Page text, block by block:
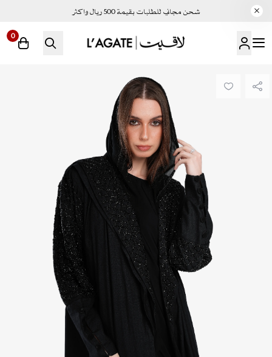
شحن مجاني للطلبات بقيمة 500 ريال واكثر
لاقيت | LAGATE
0